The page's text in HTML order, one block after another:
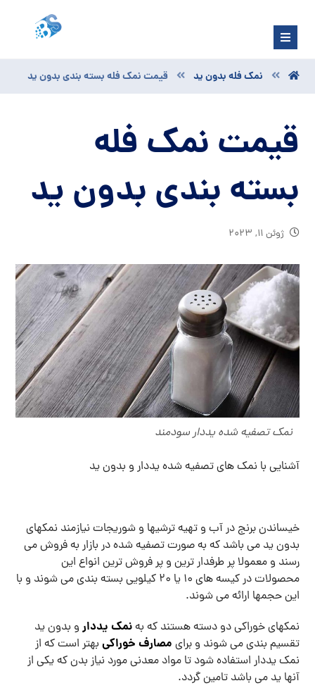
نمک فله بدون ید قیمت نمک فله بسته بندی بدون ید
قیمت نمک فله
بسته بندی بدون ید
ژوئن ۱۱, ۲۰۲۳
نمک تصفیه شده یددار سودمند
آشنایی با نمک های تصفیه شده یددار و بدون ید
خیساندن برنج در آب و تهیه ترشیها و شوریجات نیازمند نمکهای
بدون ید می باشد که به صورت تصفیه شده در بازار به فروش می
رسند و معمولا پر طرفدار ترین و پر فروش ترین انواع این
محصولات در کیسه های 10 یا 20 کیلویی بسته بندی می شوند و با
این حجمها ارائه می شوند.
نمکهای خوراکی دو دسته هستند که بهنمک یددار و بدون ید
تقسیم بندی می شوند و برای مصارف خوراکی بهتر است که از
نمک یددار استفاده شود تا مواد معدنی مورد نیاز بدن که یکی از
آنها ید می باشد تامین گردد.